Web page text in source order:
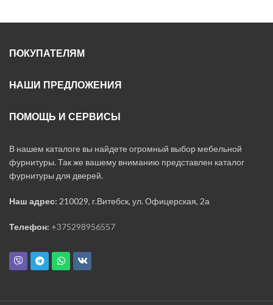
ПОКУПАТЕЛЯМ
НАШИ ПРЕДЛОЖЕНИЯ
ПОМОЩЬ И СЕРВИСЫ
В нашем каталоге вы найдете огромный выбор мебельной
фурнитуры. Так же вашему вниманию представлен каталог
фурнитуры для дверей.
Наш адрес: 210029, г.Витебск, ул. Офицерская, 2а
Телефон: +375298956557